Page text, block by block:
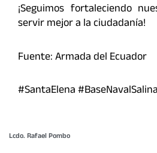
¡Seguimos fortaleciendo
servir mejor a la ciudadanía!
Fuente: Armada del Ecuador
#SantaElena
Lcdo. Rafael Pombo